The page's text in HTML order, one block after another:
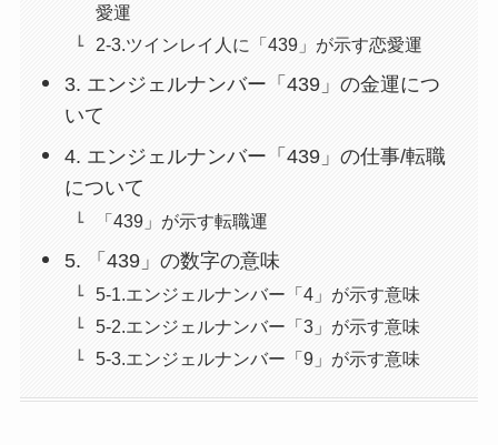
愛運
2-3.ツインレイ人に「439」が示す恋愛運
3. エンジェルナンバー「439」の金運につ
いて
4. エンジェルナンバー「439」の仕事/転職
について
「439」が示す転職運
5. 「439」の数字の意味
5-1.エンジェルナンバー「4」が示す意味
5-2.エンジェルナンバー「3」が示す意味
5-3.エンジェルナンバー「9」が示す意味